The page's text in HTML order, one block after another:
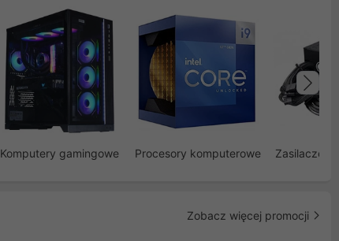
Komputery gamingowe Procesory komputerowe Zasilacze
Zobacz więcej promocji